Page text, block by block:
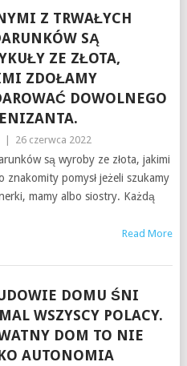
Z TRWAŁYCH
SĄ
ZE ZŁOTA,
ZDOŁAMY
DOWOLNEGO
26 czerwca 2022
są wyroby ze złota, jakimi
pomysł jeżeli szukamy
mamy albo siostry. Każdą
Read More
DOMU ŚNI
WSZYSCY POLACY.
DOM TO NIE
AUTONOMIA